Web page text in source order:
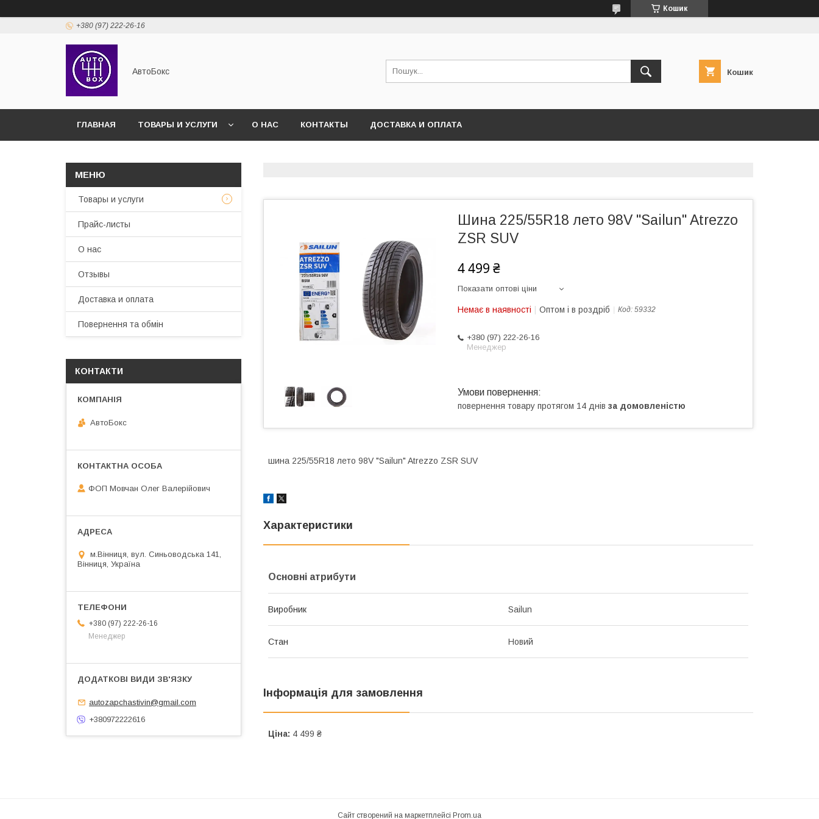
Кошик
+380 (97) 222-26-16
АвтоБокс Кошик
ГЛАВНАЯ ТОВАРЫ И УСЛУГИ О НАС КОНТАКТЫ ДОСТАВКА И ОПЛАТА
Шина 225/55R18 лето 98V "Sailun" Atrezzo
ZSR SUV
4 499 ₴
Показати оптові ціни
Немає в наявності Оптом і в роздріб Код: 59332
+380 (97) 222-26-16
Менеджер
повернення товару протягом 14 днів за домовленістю
шина 225/55R18 лето 98V "Sailun" Atrezzo ZSR SUV
Характеристики
Основні атрибути
Виробник Sailun
Стан Новий
Інформація для замовлення
Ціна: 4 499 ₴
Товары и услуги
Прайс-листы
О нас
Отзывы
Доставка и оплата
Повернення та обмін
КОНТАКТИ
АвтоБокс
ФОП Мовчан Олег Валерійович
м.Вінниця, вул. Синьоводська 141,
Вінниця, Україна
+380 (97) 222-26-16
Менеджер
autozapchastivin@gmail.com
+380972222616
Сайт створений на маркетплейсі Prom.ua